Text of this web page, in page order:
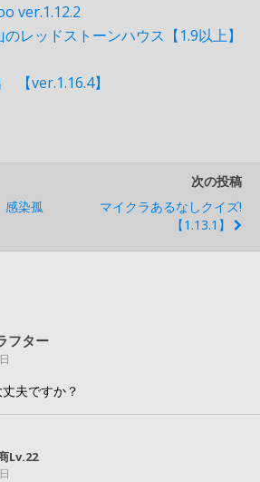
ver.1.12.2
のレッドストーンハウス【1.9以上】
【ver.1.16.4】
染孤
次の投稿
マイクラあるなしクイズ!
【1.13.1】
フター
夫ですか？
Lv.22